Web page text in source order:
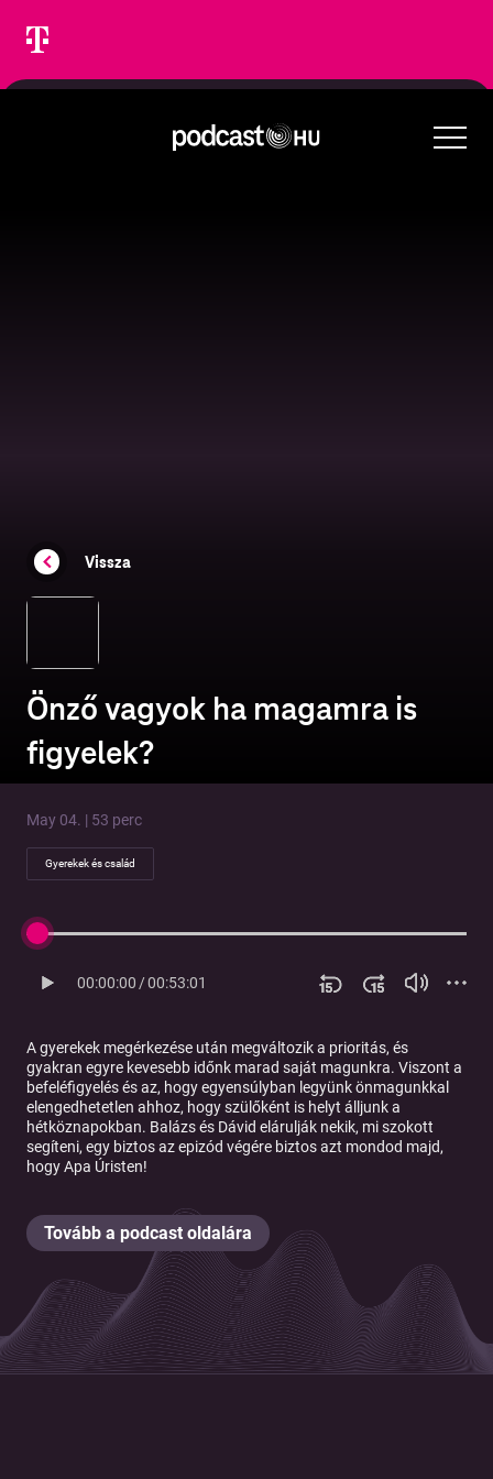
Vissza
Önző vagyok ha magamra is
figyelek?
May 04. | 53 perc
Gyerekek és család
00:00:00/00:53:01
A gyerekek megérkezése után megváltozik a prioritás, és
gyakran egyre kevesebb időnk marad saját magunkra. Viszont a
befeléfigyelés és az, hogy egyensúlyban legyünk önmagunkkal
elengedhetetlen ahhoz, hogy szülőként is helyt álljunk a
hétköznapokban. Balázs és Dávid elárulják nekik, mi szokott
segíteni, egy biztos az epizód végére biztos azt mondod majd,
hogy Apa Úristen!
Tovább a podcast oldalára